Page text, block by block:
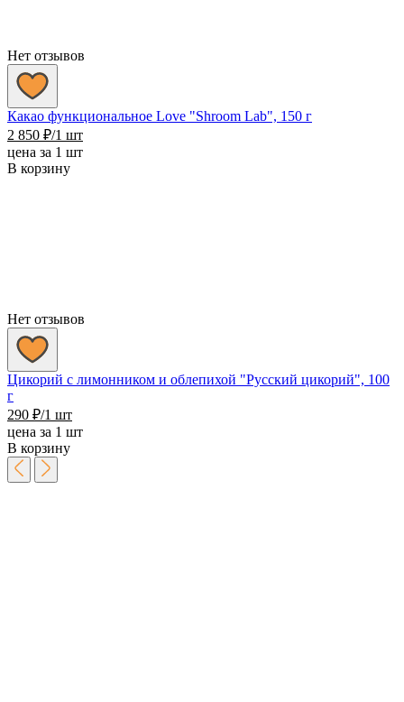
Нет отзывов
Какао функциональное Love "Shroom Lab", 150 г
2 850 ₽/1 шт
цена за 1 шт
В корзину
Нет отзывов
Цикорий с лимонником и облепихой "Русский цикорий", 100
г
290 ₽/1 шт
цена за 1 шт
В корзину